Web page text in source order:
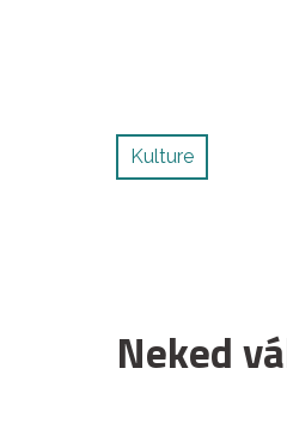
Kulture
Neked